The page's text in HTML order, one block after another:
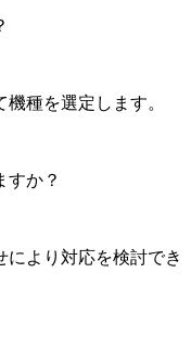
種を選定します。
すか？
により対応を検討でき